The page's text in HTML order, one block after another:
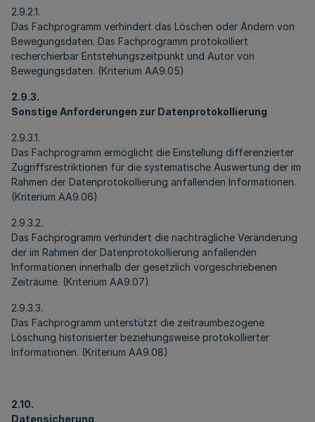
2.9.2.1.
Das Fachprogramm verhindert das Löschen oder Ändern von
Bewegungsdaten. Das Fachprogramm protokolliert
recherchierbar Entstehungszeitpunkt und Autor von
Bewegungsdaten. (Kriterium AA9.05)
2.9.3.
Sonstige Anforderungen zur Datenprotokollierung
2.9.3.1.
Das Fachprogramm ermöglicht die Einstellung differenzierter
Zugriffsrestriktionen für die systematische Auswertung der im
Rahmen der Datenprotokollierung anfallenden Informationen.
(Kriterium AA9.06)
2.9.3.2.
Das Fachprogramm verhindert die nachträgliche Veränderung
der im Rahmen der Datenprotokollierung anfallenden
Informationen innerhalb der gesetzlich vorgeschriebenen
Zeiträume. (Kriterium AA9.07)
2.9.3.3.
Das Fachprogramm unterstützt die zeitraumbezogene
Löschung historisierter beziehungsweise protokollierter
Informationen. (Kriterium AA9.08)
2.10.
Datensicherung